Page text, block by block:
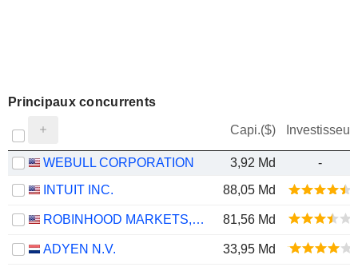
Principaux concurrents
Capi.($) Investisseur
WEBULL CORPORATION 3,92 Md
-
INTUIT INC.
88,05 Md
ROBINHOOD MARKETS, INC. 81,56 Md
ADYEN N.V. 33,95 Md